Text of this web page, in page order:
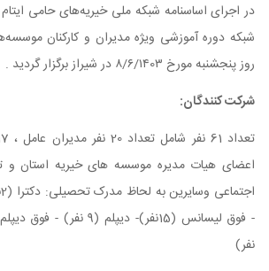
در اجرای اساسنامه شبکه ملی خیریه‌های حامی
شبکه دوره آموزشی ویژه مدیران و کارکنان
روز پنجشنبه مورخ ۸/۶/۱۴0۳ در شیراز برگزار گردید .
شرکت کنندگان:
نفر)